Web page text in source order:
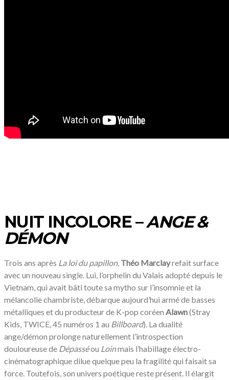
NUIT INCOLORE–ANGE &
DÉMON
Trois ans après La loi du papillon, Théo Marclayrefait surface
avec un nouveau single. Lui, l’orphelin du Valais adopté depuis le
Vietnam, qui avait bâti toute sa mytho sur l’insomnie et la
mélancolie chambriste, débarque aujourd’hui armé de basses
métalliques et du producteur de K-pop coréen Alawn(Stray
Kids, TWICE, 45 numéros 1 au Billboard). La dualité
ange/démon prolonge naturellement l’introspection
douloureuse de Dépasséou Loinmais l’habillage électro-
cinématographique dilue quelque peu la fragilité qui faisait sa
force. Toutefois, son univers poétique reste présent. Il élargit